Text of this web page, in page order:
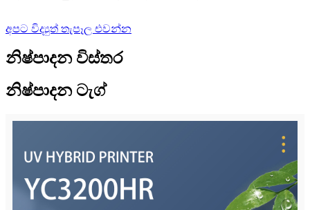
අපට විද්‍යුත් තැපෑල එවන්න
නිෂ්පාදන විස්තර
නිෂ්පාදන ටැග්